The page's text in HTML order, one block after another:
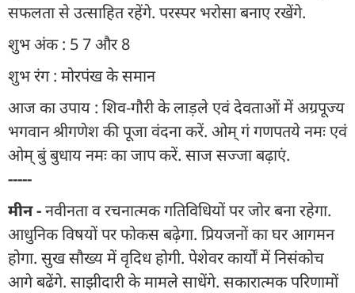
सफलता से उत्साहित रहेंगे. परस्पर भरोसा बनाए रखेंगे.
शुभ अंक : 5 7 और 8
शुभ रंग : मोरपंख के समान
आज का उपाय : शिव-गौरी के लाड़ले एवं देवताओं में अग्रपूज्य
भगवान श्रीगणेश की पूजा वंदना करें. ओम् गं गणपतये नमः एवं
ओम् बुं बुधाय नमः का जाप करें. साज सज्जा बढ़ाएं.
-----
मीन -नवीनता व रचनात्मक गतिविधियों पर जोर बना रहेगा.
आधुनिक विषयों पर फोकस बढ़ेगा. प्रियजनों का घर आगमन
होगा. सुख सौख्य में वृदिध होगी. पेशेवर कार्यों में निसंकोच
आगे बढेंगे. साझीदारी के मामले साधेंगे. सकारात्मक परिणामों